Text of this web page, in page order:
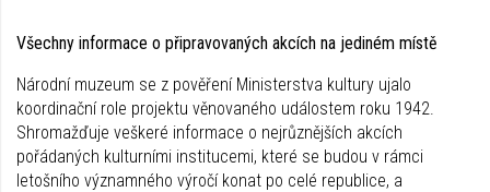
Všechny informace o připravovaných akcích na jediném místě
Národní muzeum se z pověření Ministerstva kultury ujalo
koordinační role projektu věnovaného událostem roku 1942.
Shromažďuje veškeré informace o nejrůznějších akcích
pořádaných kulturními institucemi, které se budou v rámci
letošního významného výročí konat po celé republice, a